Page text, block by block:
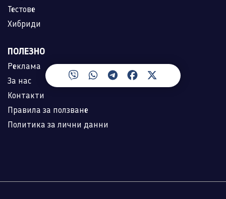
Тестове
Хибриди
ПОЛЕЗНО
Реклама
За нас
Контакти
Правила за ползване
Политика за лични данни